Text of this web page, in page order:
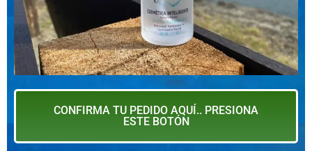
CONFIRMA TU PEDIDO AQUÍ.. PRESIONA
ESTE BOTÓN